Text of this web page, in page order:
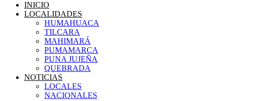
INICIO
LOCALIDADES
HUMAHUACA
TILCARA
MAHIMARÁ
PUMAMARCA
PUNA JUJEÑA
QUEBRADA
NOTICIAS
LOCALES
NACIONALES